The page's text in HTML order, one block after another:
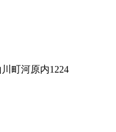
町河原内1224